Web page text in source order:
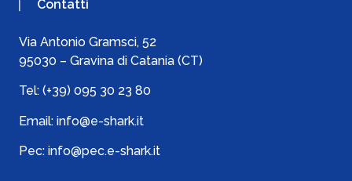
Contatti
Via Antonio Gramsci, 52
95030 – Gravina di Catania (CT)
Tel: (+39) 095 30 23 80
Email: info@e-shark.it
Pec: info@pec.e-shark.it